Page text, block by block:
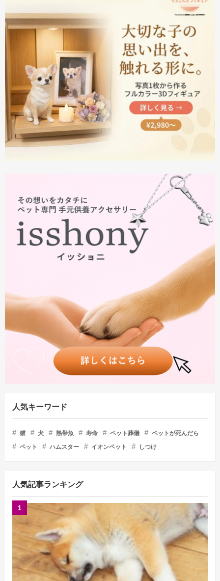
人気キーワード
猫 犬 熱帯魚 寿命 ペット葬儀
ペットが死んだら
ペット
ハムスター イオンペット しつけ
人気記事ランキング